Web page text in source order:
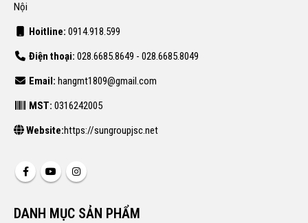
Nội
Hoitline: 0914.918.599
Điện thoại: 028.6685.8649 - 028.6685.8049
Email: hangmt1809@gmail.com
MST: 0316242005
Website:https://sungroupjsc.net
DANH MỤC SẢN PHẨM